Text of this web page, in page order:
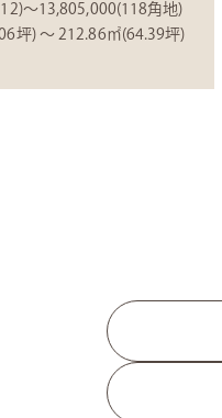
〜13,805,000(118角地)
坪) 〜 212.86㎡(64.39坪)